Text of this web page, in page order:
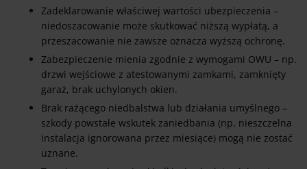
Zadeklarowanie właściwej wartości ubezpieczenia –
niedoszacowanie może skutkować niższą wypłatą, a
przeszacowanie nie zawsze oznacza wyższą ochronę.
Zabezpieczenie mienia zgodnie z wymogami OWU – np.
drzwi wejściowe z atestowanymi zamkami, zamknięty
garaż, brak uchylonych okien.
Brak rażącego niedbalstwa lub działania umyślnego –
szkody powstałe wskutek zaniedbania (np. nieszczelna
instalacja ignorowana przez miesiące) mogą nie zostać
uznane.